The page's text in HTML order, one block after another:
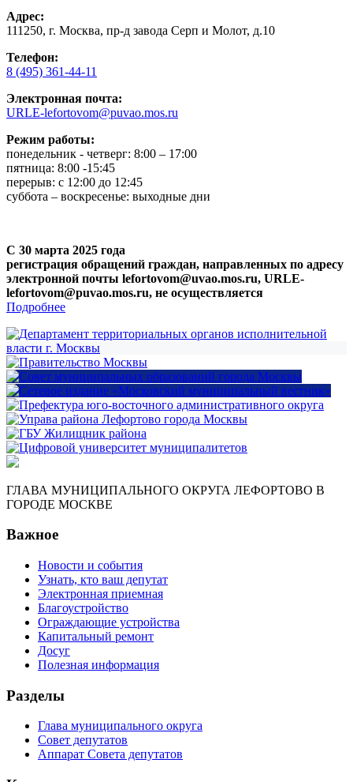
Адрес:
111250, г. Москва, пр-д завода Серп и Молот, д.10
Телефон:
8 (495) 361-44-11
Электронная почта:
URLE-lefortovom@puvao.mos.ru
Режим работы:
понедельник - четверг: 8:00 – 17:00
пятница: 8:00 -15:45
перерыв: с 12:00 до 12:45
суббота – воскресенье: выходные дни
С 30 марта 2025 года
регистрация обращений граждан, направленных по адресу
электронной почты lefortovom@uvao.mos.ru, URLE-
lefortovom@puvao.mos.ru, не осуществляется
Подробнее
ГЛАВА МУНИЦИПАЛЬНОГО ОКРУГА ЛЕФОРТОВО В
ГОРОДЕ МОСКВЕ
Важное
Новости и события
Узнать, кто ваш депутат
Электронная приемная
Благоустройство
Ограждающие устройства
Капитальный ремонт
Досуг
Полезная информация
Разделы
Глава муниципального округа
Совет депутатов
Аппарат Совета депутатов